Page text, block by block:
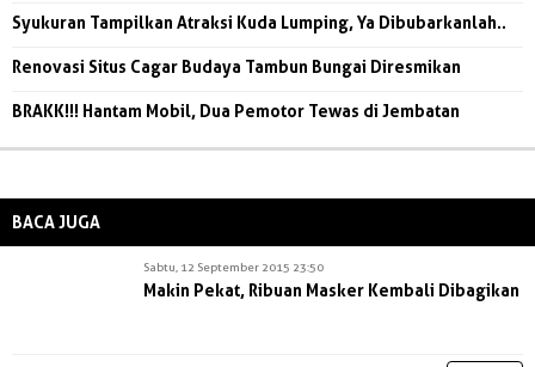
Syukuran Tampilkan Atraksi Kuda Lumping, Ya Dibubarkanlah..
Renovasi Situs Cagar Budaya Tambun Bungai Diresmikan
BRAKK!!! Hantam Mobil, Dua Pemotor Tewas di Jembatan
BACA JUGA
Sabtu, 12 September 2015 23:50
Makin Pekat, Ribuan Masker Kembali Dibagikan